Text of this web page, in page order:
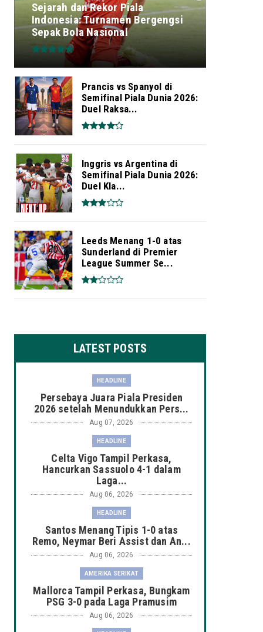
Sejarah dan Rekor Piala
Indonesia: Turnamen Bergengsi
Sepak Bola Nasional
Prancis vs Spanyol di
Semifinal Piala Dunia 2026:
Duel Raksa...
Inggris vs Argentina di
Semifinal Piala Dunia 2026:
Duel Kla...
Leeds Menang 1-0 atas
Sunderland di Premier
League Summer Se...
LATEST POSTS
HEADLINE
Persebaya Juara Piala Presiden
2026 setelah Menundukkan Pers...
Aug 07, 2026
HEADLINE
Celta Vigo Tampil Perkasa,
Hancurkan Sassuolo 4-1 dalam
Laga...
Aug 06, 2026
HEADLINE
Santos Menang Tipis 1-0 atas
Remo, Neymar Beri Assist dan An...
Aug 06, 2026
AMERIKA SERIKAT
Mallorca Tampil Perkasa, Bungkam
PSG 3-0 pada Laga Pramusim
Aug 06, 2026